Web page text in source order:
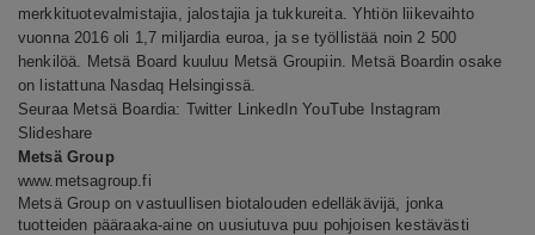
merkkituotevalmistajia, jalostajia ja tukkureita. Yhtiön liikevaihto
vuonna 2016 oli 1,7 miljardia euroa, ja se työllistää noin 2 500
henkilöä. Metsä Board kuuluu Metsä Groupiin. Metsä Boardin osake
on listattuna Nasdaq Helsingissä.
Seuraa Metsä Boardia: Twitter LinkedIn YouTube
Instagram
Slideshare
Metsä Group
www.metsagroup.fi
Metsä Group on vastuullisen biotalouden edelläkävijä, jonka
tuotteiden pääraaka-aine on uusiutuva puu pohjoisen kestävästi